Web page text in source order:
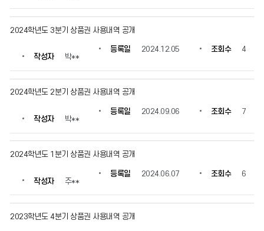
확
있
니
2024학년도 3분기 상품권 사용내역 공개
작성자 박**
등록일 2024.12.05 조회수 4
2024학년도 2분기 상품권 사용내역 공개
작성자 박**
등록일 2024.09.06 조회수 7
2024학년도 1분기 상품권 사용내역 공개
작성자 주**
등록일 2024.06.07 조회수 6
2023학년도 4분기 상품권 사용내역 공개